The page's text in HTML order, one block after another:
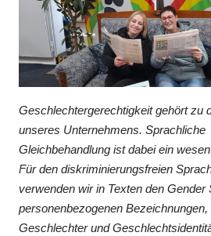
Geschlechtergerechtigkeit gehört zu
unseres Unternehmens. Sprachliche
Gleichbehandlung ist dabei ein
Für den diskriminierungsfreien
verwenden wir in Texten den Gender
personenbezogenen Bezeichnungen,
Geschlechter und